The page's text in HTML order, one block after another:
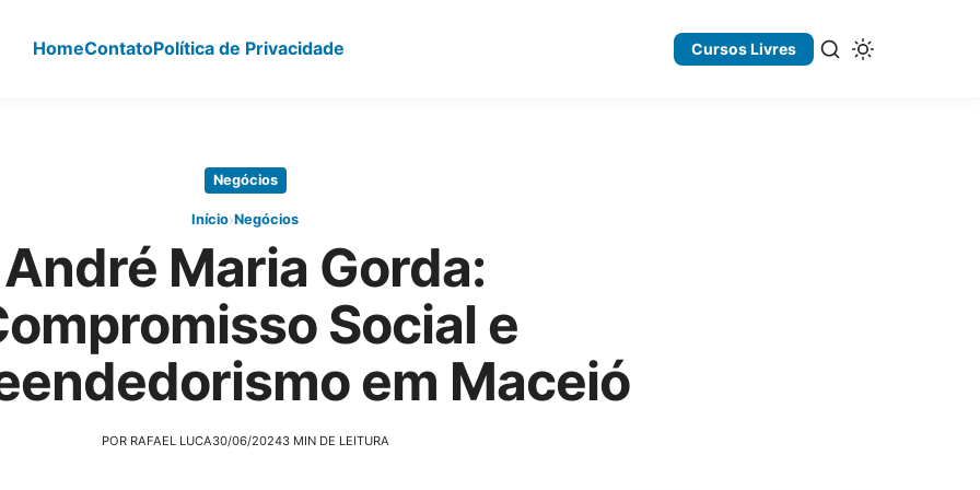
HomeContatoPolítica de Privacidade Cursos Livres
Negócios
Início›Negócios
André Maria Gorda:
Social e
em Maceió
POR RAFAEL LUCA30/06/20243 MIN DE LEITURA